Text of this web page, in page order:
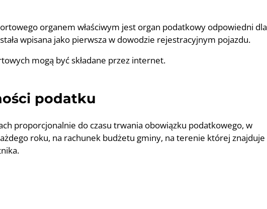
organem właściwym jest organ podatkowy odpowiedni dla
wpisana jako pierwsza w dowodzie rejestracyjnym pojazdu.
mogą być składane przez internet.
podatku
proporcjonalnie do czasu trwania obowiązku podatkowego, w
roku, na rachunek budżetu gminy, na terenie której znajduje